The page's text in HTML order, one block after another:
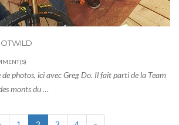
photos, ici avec Greg Do. Il fait parti de la Team
monts du …